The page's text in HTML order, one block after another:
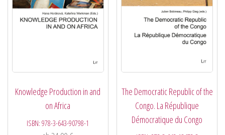
Knowledge Production in and
on Africa
ISBN:978-3-643-90798-1
The Democratic Republic of the
Congo. La République
Démocratique du Congo